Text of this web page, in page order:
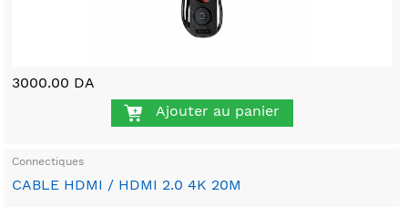
3000.00 DA
Ajouter au panier
Connectiques
CABLE HDMI / HDMI 2.0 4K 20M